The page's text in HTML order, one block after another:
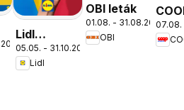
Lidl
zmrzlináreň
05.05. - 31.10.2026
Lidl
OBI leták
01.08. - 31.08.2026
OBI
cez
07.08.